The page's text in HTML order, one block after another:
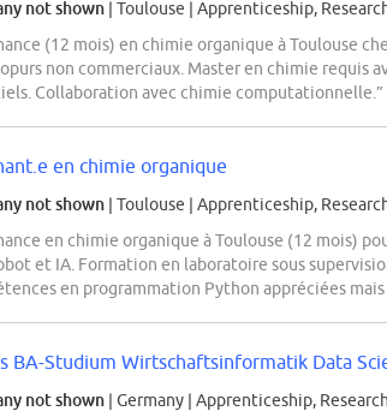
not shown | Toulouse | Apprenticeship,
(12 mois) en chimie organique à Toulouse
non commerciaux. Master en chimie requis
Collaboration avec chimie computationnelle.”
en chimie organique
not shown | Toulouse | Apprenticeship,
en chimie organique à Toulouse (12 mois)
et IA. Formation en laboratoire sous
en programmation Python appréciées
BA-Studium Wirtschaftsinformatik Data
not shown | Germany | Apprenticeship,